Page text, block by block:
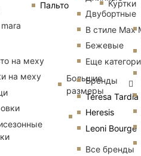
Пальто
Двубортные
В стиле Max
Бежевые
Еще
Бренды
Teresa Tardia
Heresis
Leoni Bourge
Все бренды
на меху
на меху
Куртки
Большие
размеры